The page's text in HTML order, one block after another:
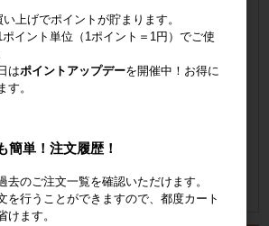
会員登録はこちら
書の発行手順についてご案内
書の発行手順についてご案内
品書発行手順について
上げでポイントが貯まります。
イント単位（1ポイント＝1円）でご使
はポイントアップデーを開催中！お得に
す。
簡単！注文履歴！
去のご注文一覧を確認いただけます。
を行うことができますので、都度カート
けます。